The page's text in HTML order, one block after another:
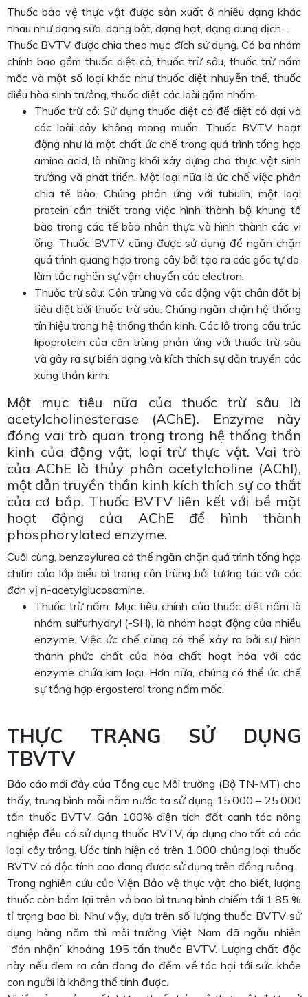
Thuốc bảo vệ thực vật được sản xuất ở nhiều dạng khác
nhau như dạng sữa, dạng bột, dạng hạt, dạng dung dịch…
Thuốc BVTV được chia theo mục đích sử dụng. Có ba nhóm
chính bao gồm thuốc diệt cỏ, thuốc trừ sâu, thuốc trừ nấm
mốc và một số loại khác như thuốc diệt nhuyễn thể, thuốc
điều hòa sinh trưởng, thuốc diệt các loài gặm nhấm.
Thuốc trừ cỏ: Sử dụng thuốc diệt cỏ để diệt cỏ dại và
các loài cây không mong muốn. Thuốc BVTV hoạt
động như là một chất ức chế trong quá trình tổng hợp
amino acid, là những khối xây dựng cho thực vật sinh
trưởng và phát triển. Một loại nữa là ức chế việc phân
chia tế bào. Chúng phản ứng với tubulin, một loại
protein cần thiết trong việc hình thành bộ khung tế
bào trong các tế bào nhân thực và hình thành các vi
ống. Thuốc BVTV cũng được sử dụng để ngăn chặn
quá trình quang hợp trong cây bởi tạo ra các gốc tự do,
làm tắc nghẽn sự vận chuyển các electron.
Thuốc trừ sâu: Côn trùng và các động vật chân đốt bị
tiêu diệt bởi thuốc trừ sâu. Chúng ngăn chặn hệ thống
tín hiệu trong hệ thống thần kinh. Các lỗ trong cấu trúc
lipoprotein của côn trùng phản ứng với thuốc trừ sâu
và gây ra sự biến dạng và kích thích sự dẫn truyền các
xung thần kinh.
Một mục tiêu nữa của thuốc trừ sâu là
acetylcholinesterase (AChE). Enzyme này
đóng vai trò quan trọng trong hệ thống thần
kinh của động vật, loại trừ thực vật. Vai trò
của AChE là thủy phân acetylcholine (AChl),
một dẫn truyền thần kinh kích thích sự co thắt
của cơ bắp. Thuốc BVTV liên kết với bề mặt
hoạt động của AChE để hình thành
phosphorylated enzyme.
Cuối cùng, benzoylurea có thể ngăn chặn quá trình tổng hợp
chitin của lớp biểu bì trong côn trùng bởi tương tác với các
đơn vị n-acetylglucosamine.
Thuốc trừ nấm: Mục tiêu chính của thuốc diệt nấm là
nhóm sulfurhydryl (-SH), là nhóm hoạt động của nhiều
enzyme. Việc ức chế cũng có thể xảy ra bởi sự hình
thành phức chất của hóa chất hoạt hóa với các
enzyme chứa kim loại. Hơn nữa, chúng có thể ức chế
sự tổng hợp ergosterol trong nấm mốc.
THỰC TRẠNG SỬ DỤNG
TBVTV
Báo cáo mới đây của Tổng cục Môi trường (Bộ TN-MT) cho
thấy, trung bình mỗi năm nước ta sử dụng 15.000 – 25.000
tấn thuốc BVTV. Gần 100% diện tích đất canh tác nông
nghiệp đều có sử dụng thuốc BVTV, áp dụng cho tất cả các
loại cây trồng. Ước tính hiện có trên 1.000 chủng loại thuốc
BVTV có độc tính cao đang được sử dụng trên đồng ruộng.
Trong nghiên cứu của Viện Bảo vệ thực vật cho biết, lượng
thuốc còn bám lại trên vỏ bao bì trung bình chiếm tới 1,85 %
tỉ trọng bao bì. Như vậy, dựa trên số lượng thuốc BVTV sử
dụng hàng năm thì môi trường Việt Nam đã ngẫu nhiên
“đón nhận” khoảng 195 tấn thuốc BVTV. Lượng chất độc
này nếu đem ra cân đong đo đếm về tác hại tới sức khỏe
con người là không thể tính được.